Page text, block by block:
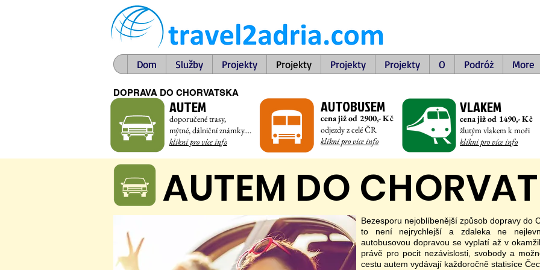
Dom Služby Projekty Projekty Projekty Projekty O Podróż More
DOPRAVA DO CHORVATSKA
AUTEM
doporučené trasy,
mýtné, dálniční známky....
klikni pro více info
AUTOBUSEM
cena již od 2900,- Kč
odjezdy z celé ČR
klikni pro více info
VLAKEM
cena již od 1490,- Kč
žlutým vlakem k moři
klikni pro více info
AUTEM DO
Bezesporu nejoblíbenější způsob dopravy do
to není nejrychlejší a zdaleka ne
autobusovou dopravou se vyplatí až v
právě pro pocit nezávislosti, svobody a
cestu autem vydávají každoročně statisíce